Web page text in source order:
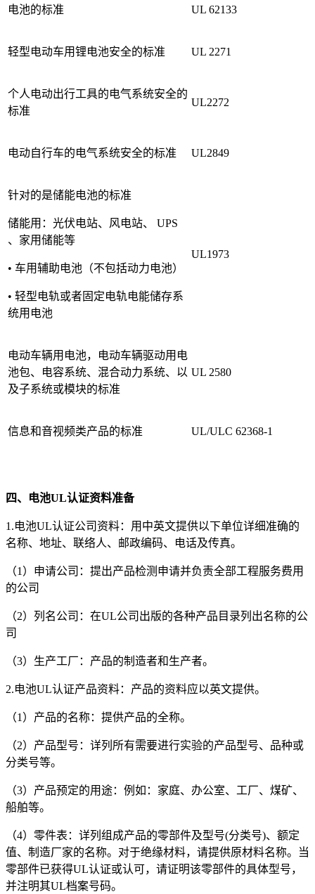
电池的标准 UL 62133
轻型电动车用锂电池安全的标准 UL 2271
个人电动出行工具的电气系统安全的
标准
UL2272
电动自行车的电气系统安全的标准 UL2849
针对的是储能电池的标准
储能用：光伏电站、风电站、 UPS
、家用储能等
• 车用辅助电池（不包括动力电池）
• 轻型电轨或者固定电轨电能储存系
统用电池
UL1973
电动车辆用电池，电动车辆驱动用电
池包、电容系统、混合动力系统、以
及子系统或模块的标准
UL 2580
信息和音视频类产品的标准 UL/ULC 62368-1
四、电池UL认证资料准备
1.电池UL认证公司资料：用中英文提供以下单位详细准确的
名称、地址、联络人、邮政编码、电话及传真。
（1）申请公司：提出产品检测申请并负责全部工程服务费用
的公司
（2）列名公司：在UL公司出版的各种产品目录列出名称的公
司
（3）生产工厂：产品的制造者和生产者。
2.电池UL认证产品资料：产品的资料应以英文提供。
（1）产品的名称：提供产品的全称。
（2）产品型号：详列所有需要进行实验的产品型号、品种或
分类号等。
（3）产品预定的用途：例如：家庭、办公室、工厂、煤矿、
船舶等。
（4）零件表：详列组成产品的零部件及型号(分类号)、额定
值、制造厂家的名称。对于绝缘材料，请提供原材料名称。当
零部件已获得UL认证或认可，请证明该零部件的具体型号，
并注明其UL档案号码。